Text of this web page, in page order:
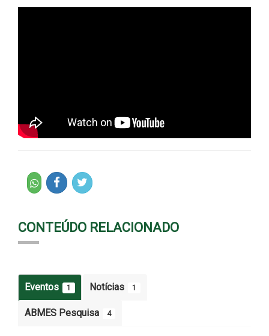
CONTEÚDO RELACIONADO
Eventos 1 Notícias 1
ABMES Pesquisa 4